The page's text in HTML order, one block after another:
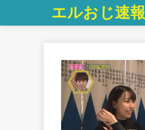
エルおじ速報